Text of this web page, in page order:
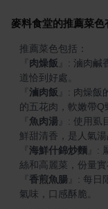
麥料食堂的推薦菜色
肉燥飯
: 滷肉鹹
滷肉飯
: 肉燥飯
魚肉湯
: 使用虱
海鮮什錦炒麵
:
香煎魚腸
: 每日
氣味，口感酥脆。